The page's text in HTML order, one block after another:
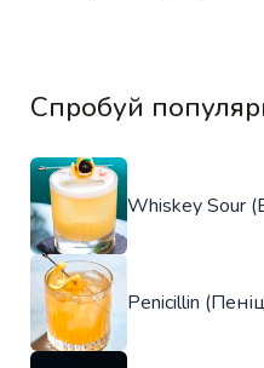
Спробуй
Whiskey Sour
Penicillin